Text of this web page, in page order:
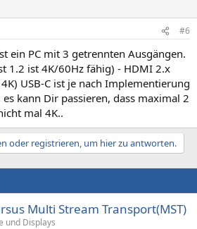
#6
ein PC mit 3 getrennten Ausgängen.
1.2 ist 4K/60Hz fähig) - HDMI 2.x
USB-C ist je nach Implementierung
kann Dir passieren, dass maximal 2
mal 4K..
oder registrieren, um hier zu antworten.
Multi Stream Transport(MST)
und Displays